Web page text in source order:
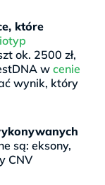
które
ok. 2500 zł,
w cenie
wynik, który
są: eksony,
CNV